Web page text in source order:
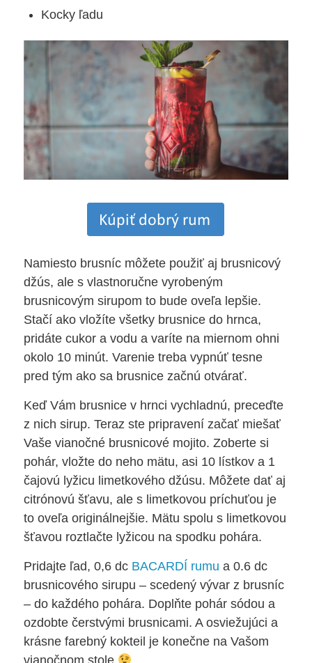
Kocky ľadu
Namiesto brusníc môžete použiť aj brusnicový
džús, ale s vlastnoručne vyrobeným
brusnicovým sirupom to bude oveľa lepšie.
Stačí ako vložíte všetky brusnice do hrnca,
pridáte cukor a vodu a varíte na miernom ohni
okolo 10 minút. Varenie treba vypnúť tesne
pred tým ako sa brusnice začnú otvárať.
Keď Vám brusnice v hrnci vychladnú, preceďte
z nich sirup. Teraz ste pripravení začať miešať
Vaše vianočné brusnicové mojito. Zoberte si
pohár, vložte do neho mätu, asi 10 lístkov a 1
čajovú lyžicu limetkového džúsu. Môžete dať aj
citrónovú šťavu, ale s limetkovou príchuťou je
to oveľa originálnejšie. Mätu spolu s limetkovou
šťavou roztlačte lyžicou na spodku pohára.
Pridajte ľad, 0,6 dc BACARDÍ rumu a 0.6 dc
brusnicového sirupu – scedený vývar z brusníc
– do každého pohára. Doplňte pohár sódou a
ozdobte čerstvými brusnicami. A osviežujúci a
krásne farebný kokteil je konečne na Vašom